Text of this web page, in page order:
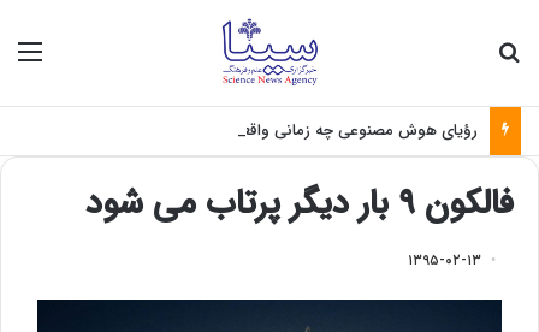
رؤیای هوش مصنوعی چه زمانی واقعی می‌شود؟
فالکون ۹ بار دیگر پرتاب می شود
۱۳۹۵-۰۲-۱۳